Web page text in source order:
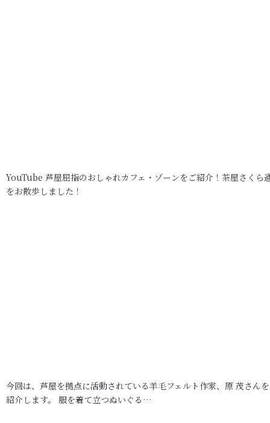
YouTube 芦屋屈指のおしゃれカフェ・ゾーンをご紹介！茶屋さくら
をお散歩しました！
今回は、芦屋を拠点に活動されている羊毛フェルト作家、原 茂さん
紹介します。 服を着て立つぬいぐる…